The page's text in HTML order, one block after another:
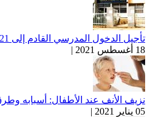
تأجيل الدخول المدرسي القادم إلى 21 سبتمبر
18 أغسطس 2021 |
نزيف الأنف عند الأطفال: أسبابه
05 يناير 2021 |